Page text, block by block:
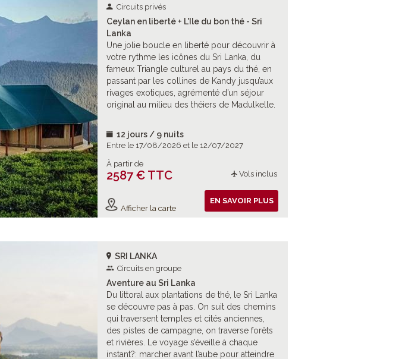
Circuits privés
Ceylan en liberté + L'Ile du bon thé - Sri
Lanka
Une jolie boucle en liberté pour découvrir à
votre rythme les icônes du Sri Lanka, du
fameux Triangle culturel au pays du thé, en
passant par les collines de Kandy jusqu’aux
rivages exotiques, agrémenté d’un séjour
original au milieu des théiers de Madulkelle.
12 jours / 9 nuits
Entre le 17/08/2026 et le 12/07/2027
À partir de
2587 € TTC Vols inclus
Afficher la carte
EN SAVOIR PLUS
SRI LANKA
Circuits en groupe
Aventure au Sri Lanka
Du littoral aux plantations de thé, le Sri Lanka
se découvre pas à pas. On suit des chemins
qui traversent temples et cités anciennes,
des pistes de campagne, on traverse forêts
et rivières. Le voyage s’éveille à chaque
instant?: marcher avant l’aube pour atteindre